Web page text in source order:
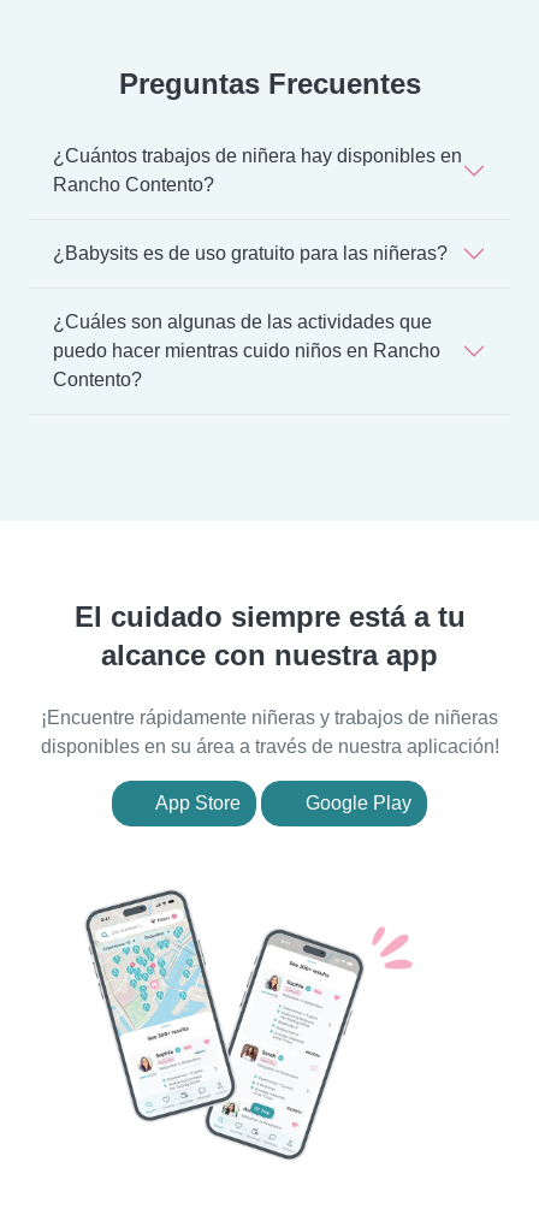
Preguntas Frecuentes
¿Cuántos trabajos de niñera hay disponibles en
Rancho Contento?
¿Babysits es de uso gratuito para las niñeras?
¿Cuáles son algunas de las actividades que
puedo hacer mientras cuido niños en Rancho
Contento?
El cuidado siempre está a tu
alcance con nuestra app
¡Encuentre rápidamente niñeras y trabajos de niñeras
disponibles en su área a través de nuestra aplicación!
App Store Google Play